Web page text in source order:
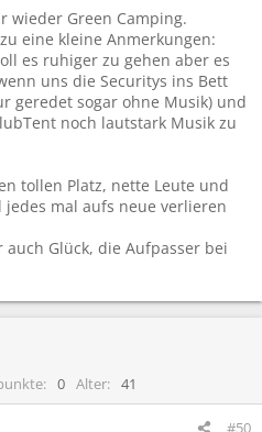
wieder Green Camping.
eine kleine Anmerkungen:
es ruhiger zu gehen aber es
uns die Securitys ins Bett
geredet sogar ohne Musik) und
noch lautstark Musik zu
tollen Platz, nette Leute und
mal aufs neue verlieren
Glück, die Aufpasser bei
0 Alter 41
#50